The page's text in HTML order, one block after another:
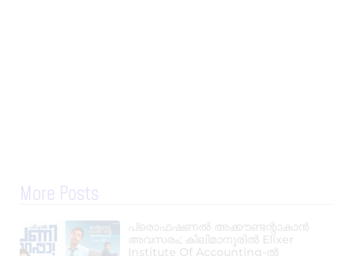
More Posts
പ്രൊഫഷണൽ അക്കൗണ്ടന്റാകാൻ
അവസരം; കിലിമാനൂരിൽ Elixer
Institute Of Accounting-ൽ